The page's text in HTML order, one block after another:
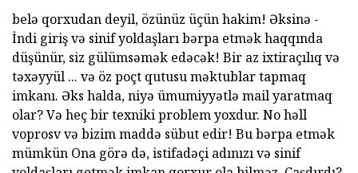
belə qorxudan deyil, özünüz üçün hakim! Əksinə -
İndi giriş və sinif yoldaşları bərpa etmək haqqında
düşünür, siz gülümsəmək edəcək! Bir az ixtiraçılıq və
təxəyyül ... və öz poçt qutusu məktublar tapmaq
imkanı. Əks halda, niyə ümumiyyətlə mail yaratmaq
olar? Və heç bir texniki problem yoxdur. No həll
voprosv və bizim maddə sübut edir! Bu bərpa etmək
mümkün Ona görə də, istifadəçi adınızı və sinif